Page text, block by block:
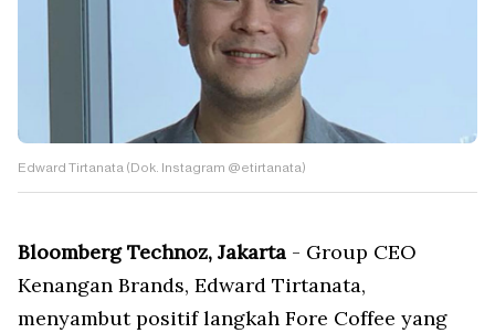
Edward Tirtanata (Dok. Instagram @etirtanata)
Bloomberg Technoz, Jakarta - Group CEO
Kenangan Brands, Edward Tirtanata,
menyambut positif langkah Fore Coffee yang